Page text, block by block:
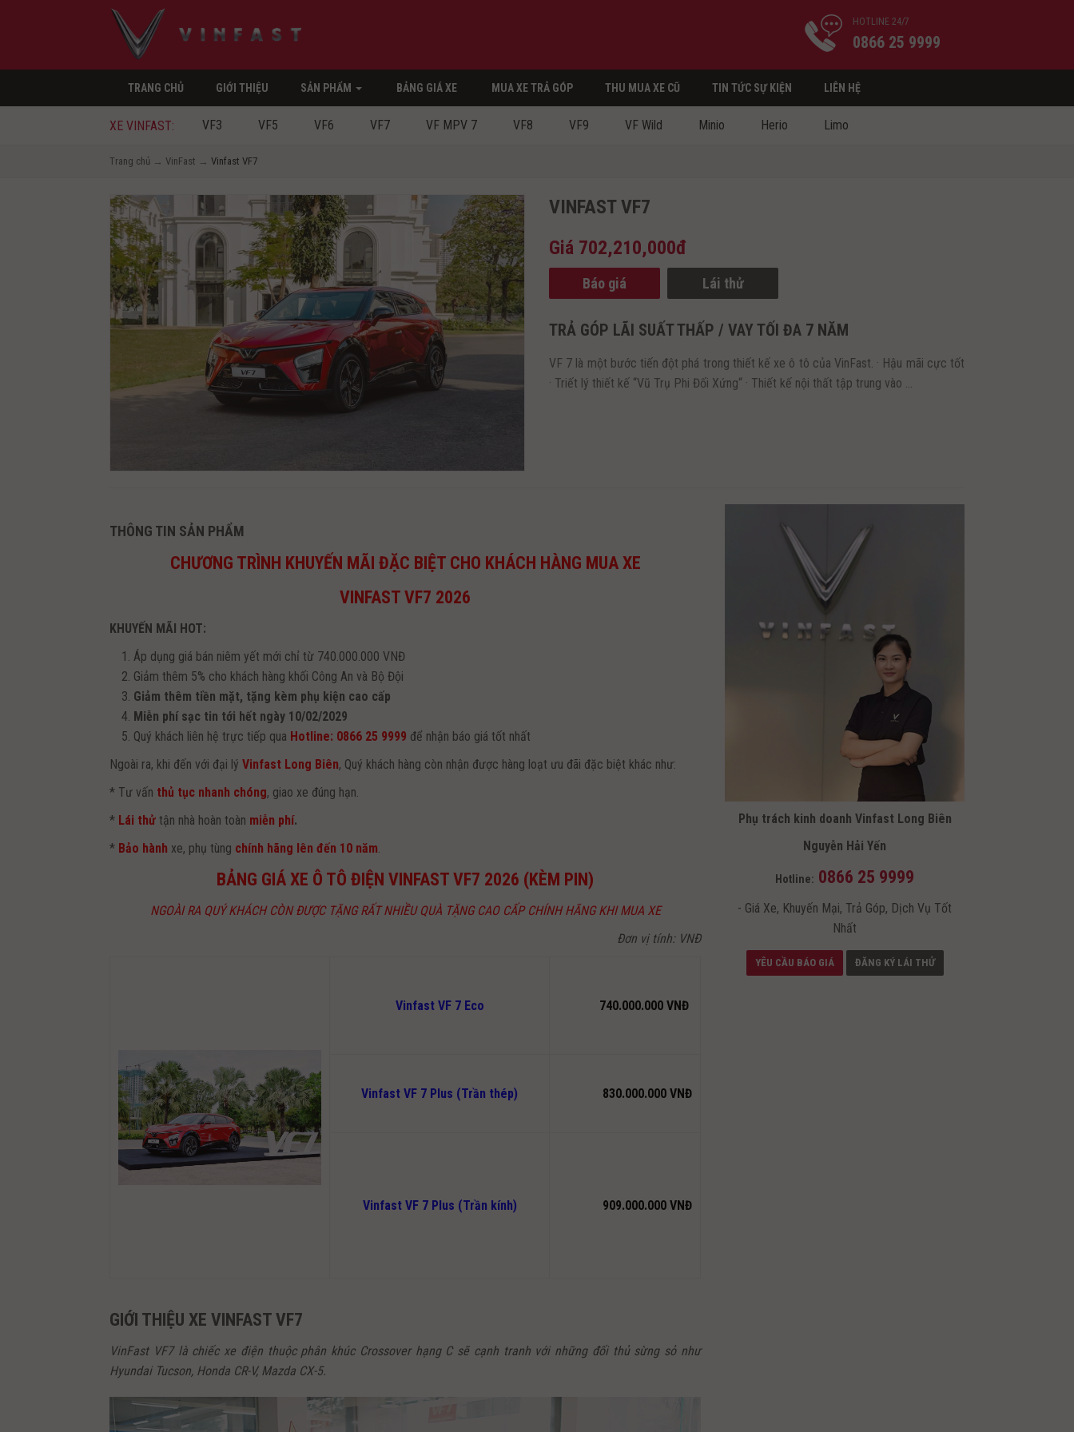
HOTLINE 24/7
0866 25 9999
TRANG CHỦ GIỚI THIỆU SẢN PHẨM BẢNG GIÁ XE MUA XE TRẢ GÓP THU MUA XE CŨ TIN TỨC SỰ KIỆN LIÊN HỆ
XE VINFAST: VF3 VF5 VF6 VF7 VF MPV 7 VF8 VF9 VF Wild Minio Herio Limo
Trang chủ → VinFast → Vinfast VF7
VINFAST VF7
Giá 702,210,000đ
Báo giá Lái thử
TRẢ GÓP LÃI SUẤT THẤP / VAY TỐI ĐA 7 NĂM
VF 7 là một bước tiến đột phá trong thiết kế xe ô tô của VinFast. · Hậu mãi cực tốt
· Triết lý thiết kế “Vũ Trụ Phi Đối Xứng“ · Thiết kế nội thất tập trung vào ...
THÔNG TIN SẢN PHẨM
CHƯƠNG TRÌNH KHUYẾN MÃI ĐẶC BIỆT CHO KHÁCH HÀNG MUA XE
VINFAST VF7 2026
KHUYẾN MÃI HOT:
Áp dụng giá bán niêm yết mới chỉ từ 740.000.000 VNĐ
Giảm thêm 5% cho khách hàng khối Công An và Bộ Đội
Giảm thêm tiền mặt, tặng kèm phụ kiện cao cấp
Miễn phí sạc tin tới hết ngày 10/02/2029
Quý khách liên hệ trực tiếp qua Hotline: 0866 25 9999 để nhận báo giá tốt nhất
Ngoài ra, khi đến với đại lý Vinfast Long Biên, Quý khách hàng còn nhận được hàng loạt ưu đãi đặc biệt khác như:
* Tư vấn thủ tục nhanh chóng, giao xe đúng hạn.
* Lái thử tận nhà hoàn toàn miễn phí.
* Bảo hành xe, phụ tùng chính hãng lên đến 10 năm.
BẢNG GIÁ XE Ô TÔ ĐIỆN VINFAST VF7 2026 (KÈM PIN)
NGOÀI RA QUÝ KHÁCH CÒN ĐƯỢC TẶNG RẤT NHIỀU QUÀ TẶNG CAO CẤP CHÍNH HÃNG KHI MUA XE
Đơn vị tính: VNĐ
Vinfast VF 7 Eco 740.000.000 VNĐ
Vinfast VF 7 Plus (Trần thép) 830.000.000 VNĐ
Vinfast VF 7 Plus (Trần kính) 909.000.000 VNĐ
GIỚI THIỆU XE VINFAST VF7
VinFast VF7 là chiếc xe điện thuộc phân khúc Crossover hạng C sẽ cạnh tranh với những đối thủ sừng sỏ như
Hyundai Tucson, Honda CR-V, Mazda CX-5.
Phụ trách kinh doanh Vinfast Long Biên
Nguyễn Hải Yến
Hotline: 0866 25 9999
- Giá Xe, Khuyến Mại, Trả Góp, Dịch Vụ Tốt
Nhất
YÊU CẦU BÁO GIÁ ĐĂNG KÝ LÁI THỬ